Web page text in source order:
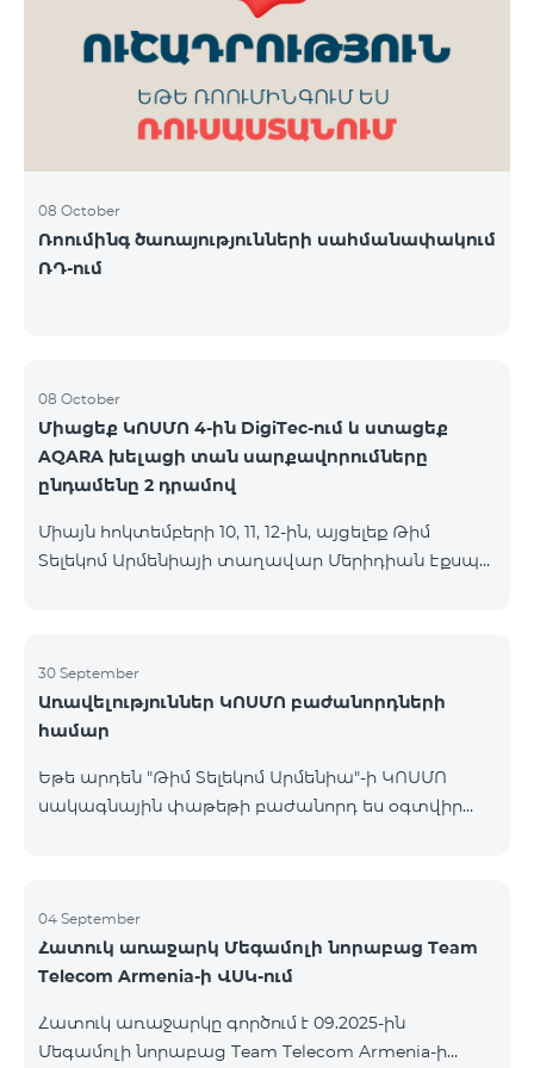
ԿՈՍՄՈ 3 TV փաթեթը․ Ինտերնետ. Մինչև 50 Մբիթ/
վ արագություն։ TV. Մինչև 80 TV ալիք՝ TeamTv
Smart հավելվածով Ֆիքսված հեռախոսակապ.
180 րոպե դեպի Team ֆիքսված ցանց։ Սույն
սակագնային փաթեթում ներառվա
08 October
Ռոումինգ ծառայությունների սահմանափակում
ՌԴ-ում
08 October
Միացեք ԿՈՍՄՈ 4-ին DigiTec-ում և ստացեք
AQARA խելացի տան սարքավորումները
ընդամենը 2 դրամով
Միայն հոկտեմբերի 10, 11, 12-ին, այցելեք Թիմ
Տելեկոմ Արմենիայի տաղավար Մերիդիան Էքսպո
բաժանորդագրությամբ և ստացեք
հնարավորություն ձեռք բերել AQARA Խելացի Տան
համակարգերը ընդամենը 2 դրամով․ AQARA
Ղեկավարման Սարք M100 (Hub M100) Միանալու
համար պարզապես պետք է անձնագրով
30 September
Առավելություններ ԿՈՍՄՈ բաժանորդների
համար
Եթե արդեն "Թիմ Տելեկոմ Արմենիա"-ի ԿՈՍՄՈ
սակագնային փաթեթի բաժանորդ ես օգտվիր
մեկ հպումով ու անսպառ ինտերնետով Smart
Place-ի Aqara սարքավորումներով։ ԿՈՍՄՈ
ծառայությունների փաթեթների գործող բոլոր
բերելու Aqara ապրանքանիշի խելացի
սարքավորումները հատուկ պայմաններով։
04 September
Հատուկ առաջարկ Մեգամոլի նորաբաց Team
Telecom Armenia-ի ՎՍԿ-ում
Հատուկ առաջարկը գործում է 09.2025-ին
Մեգամոլի նորաբաց Team Telecom Armenia-ի